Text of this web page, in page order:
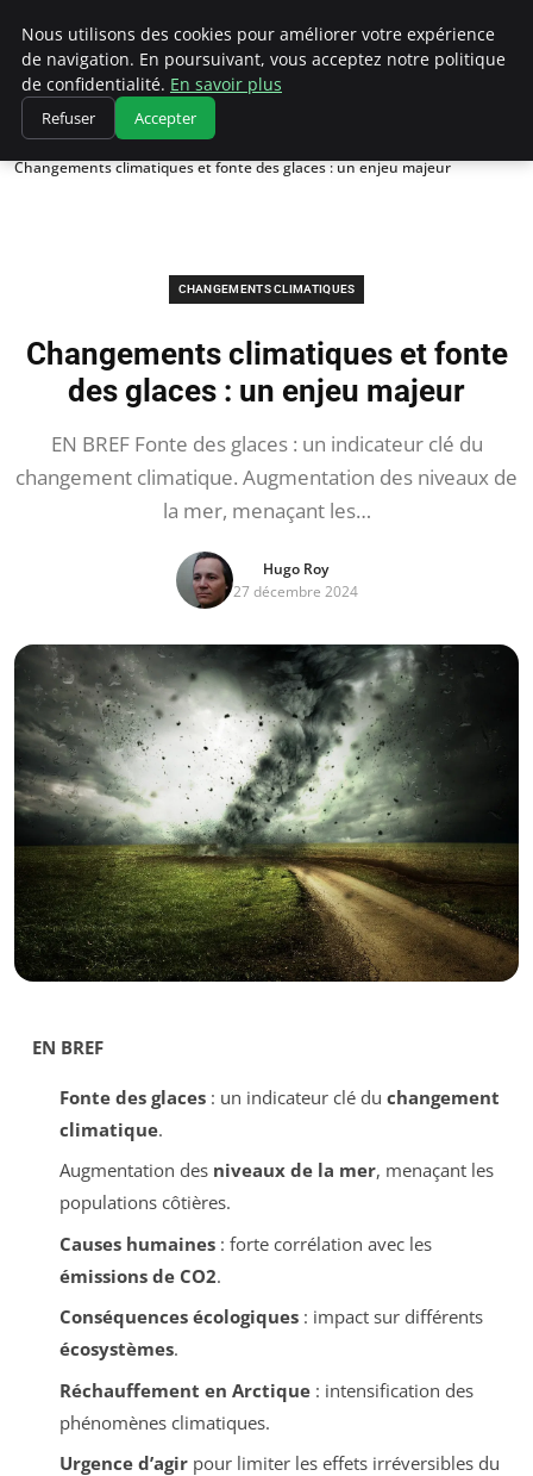
Climatedebtagents
Accueil
Changements climatiques
Changements climatiques et fonte des glaces : un enjeu majeur
CHANGEMENTS CLIMATIQUES
Changements climatiques et fonte
des glaces : un enjeu majeur
EN BREF Fonte des glaces : un indicateur clé du
changement climatique. Augmentation des niveaux de
la mer, menaçant les…
Hugo Roy
27 décembre 2024
EN BREF
Fonte des glaces: un indicateur clé du changement
climatique.
Augmentation des niveaux de la mer, menaçant les
populations côtières.
Causes humaines: forte corrélation avec les
émissions de CO2.
Conséquences écologiques: impact sur différents
écosystèmes.
Réchauffement en Arctique: intensification des
phénomènes climatiques.
Urgence d’agirpour limiter les effets irréversibles du
Nous utilisons des cookies pour améliorer votre expérience
de navigation. En poursuivant, vous acceptez notre politique
de confidentialité. En savoir plus
Refuser Accepter